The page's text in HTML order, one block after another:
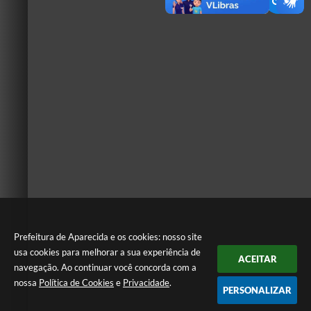
Prefeitura de Aparecida e os cookies: nosso site
usa cookies para melhorar a sua experiência de
navegação. Ao continuar você concorda com a
nossa Política de Cookies e Privacidade.
ACEITAR
PERSONALIZAR